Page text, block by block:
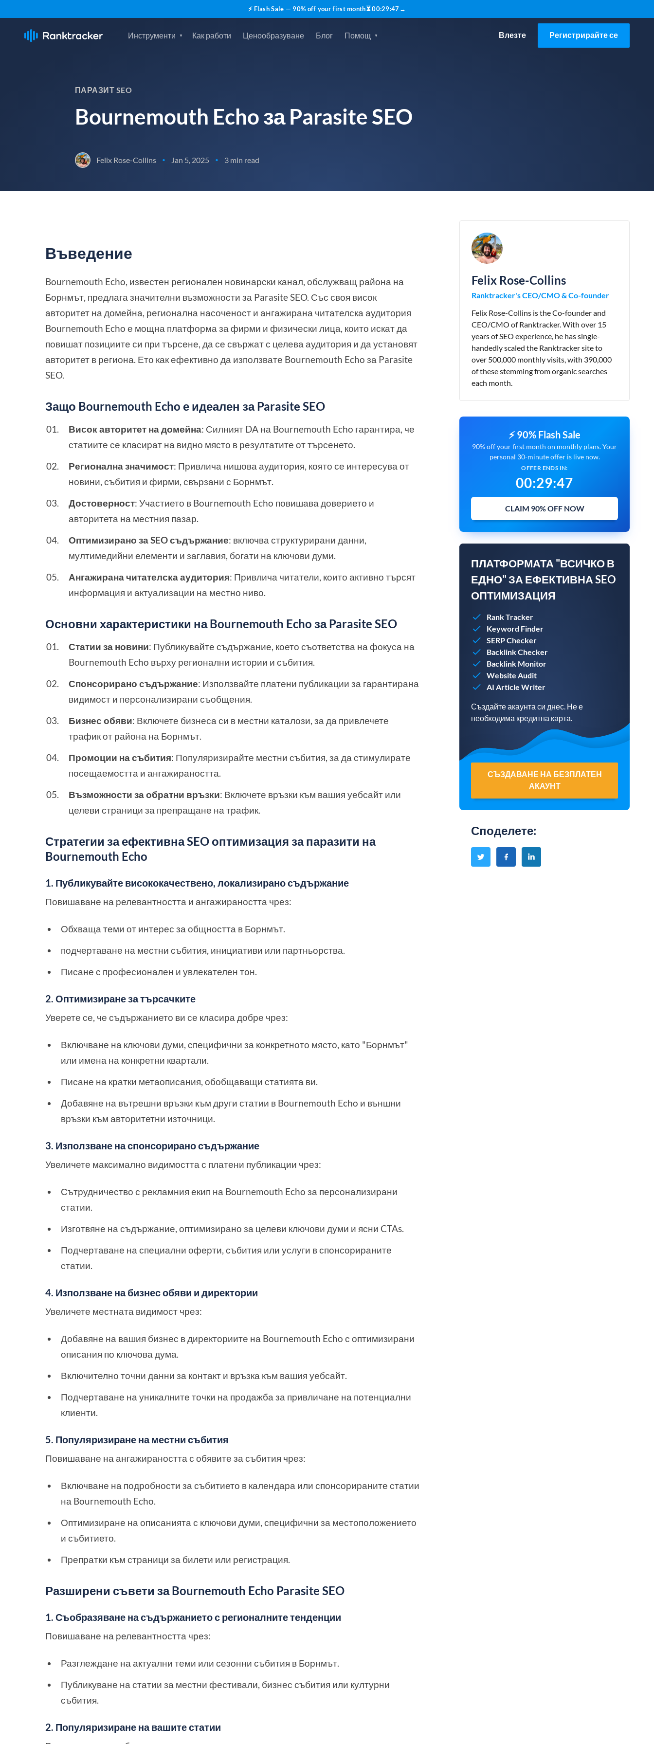
⚡ Flash Sale — 90% off your first month⏳00:29:45→
Инструменти Как работи Ценообразуване Блог Помощ Влезте Регистрирайте се
ПАРАЗИТ SEO
Bournemouth Echo за Parasite SEO
Felix Rose-Collins • Jan 5, 2025 • 3 min read
Въведение
Bournemouth Echo, известен регионален новинарски канал, обслужващ района на
Борнмът, предлага значителни възможности за Parasite SEO. Със своя висок
авторитет на домейна, регионална насоченост и ангажирана читателска аудитория
Bournemouth Echo е мощна платформа за фирми и физически лица, които искат да
повишат позициите си при търсене, да се свържат с целева аудитория и да установят
авторитет в региона. Ето как ефективно да използвате Bournemouth Echo за Parasite
SEO.
Защо Bournemouth Echo е идеален за Parasite SEO
Висок авторитет на домейна: Силният DA на Bournemouth Echo гарантира, че
статиите се класират на видно място в резултатите от търсенето.
Регионална значимост: Привлича нишова аудитория, която се интересува от
новини, събития и фирми, свързани с Борнмът.
Достоверност: Участието в Bournemouth Echo повишава доверието и
авторитета на местния пазар.
Оптимизирано за SEO съдържание: включва структурирани данни,
мултимедийни елементи и заглавия, богати на ключови думи.
Ангажирана читателска аудитория: Привлича читатели, които активно търсят
информация и актуализации на местно ниво.
Основни характеристики на Bournemouth Echo за Parasite SEO
Статии за новини: Публикувайте съдържание, което съответства на фокуса на
Bournemouth Echo върху регионални истории и събития.
Спонсорирано съдържание: Използвайте платени публикации за гарантирана
видимост и персонализирани съобщения.
Бизнес обяви: Включете бизнеса си в местни каталози, за да привлечете
трафик от района на Борнмът.
Промоции на събития: Популяризирайте местни събития, за да стимулирате
посещаемостта и ангажираността.
Възможности за обратни връзки: Включете връзки към вашия уебсайт или
целеви страници за препращане на трафик.
Стратегии за ефективна SEO оптимизация за паразити на
Bournemouth Echo
1. Публикувайте висококачествено, локализирано съдържание
Повишаване на релевантността и ангажираността чрез:
Обхваща теми от интерес за общността в Борнмът.
подчертаване на местни събития, инициативи или партньорства.
Писане с професионален и увлекателен тон.
2. Оптимизиране за търсачките
Уверете се, че съдържанието ви се класира добре чрез:
Включване на ключови думи, специфични за конкретното място, като "Борнмът"
или имена на конкретни квартали.
Писане на кратки метаописания, обобщаващи статията ви.
Добавяне на вътрешни връзки към други статии в Bournemouth Echo и външни
връзки към авторитетни източници.
3. Използване на спонсорирано съдържание
Увеличете максимално видимостта с платени публикации чрез:
Сътрудничество с рекламния екип на Bournemouth Echo за персонализирани
статии.
Изготвяне на съдържание, оптимизирано за целеви ключови думи и ясни CTAs.
Подчертаване на специални оферти, събития или услуги в спонсорираните
статии.
4. Използване на бизнес обяви и директории
Увеличете местната видимост чрез:
Добавяне на вашия бизнес в директориите на Bournemouth Echo с оптимизирани
описания по ключова дума.
Включително точни данни за контакт и връзка към вашия уебсайт.
Подчертаване на уникалните точки на продажба за привличане на потенциални
клиенти.
5. Популяризиране на местни събития
Повишаване на ангажираността с обявите за събития чрез:
Включване на подробности за събитието в календара или спонсорираните статии
на Bournemouth Echo.
Оптимизиране на описанията с ключови думи, специфични за местоположението
и събитието.
Препратки към страници за билети или регистрация.
Разширени съвети за Bournemouth Echo Parasite SEO
1. Съобразяване на съдържанието с регионалните тенденции
Повишаване на релевантността чрез:
Разглеждане на актуални теми или сезонни събития в Борнмът.
Публикуване на статии за местни фестивали, бизнес събития или културни
събития.
2. Популяризиране на вашите статии
Felix Rose-Collins
Ranktracker's CEO/CMO & Co-founder
Felix Rose-Collins is the Co-founder and
CEO/CMO of Ranktracker. With over 15
years of SEO experience, he has single-
handedly scaled the Ranktracker site to
over 500,000 monthly visits, with 390,000
of these stemming from organic searches
each month.
⚡ 90% Flash Sale
90% off your first month on monthly plans. Your
personal 30-minute offer is live now.
OFFER ENDS IN:
00:29:45
CLAIM 90% OFF NOW
ПЛАТФОРМАТА "ВСИЧКО В
ЕДНО" ЗА ЕФЕКТИВНА SEO
ОПТИМИЗАЦИЯ
Rank Tracker
Keyword Finder
SERP Checker
Backlink Checker
Backlink Monitor
Website Audit
AI Article Writer
Създайте акаунта си днес. Не е
необходима кредитна карта.
СЪЗДАВАНЕ НА БЕЗПЛАТЕН
АКАУНТ
Споделете: